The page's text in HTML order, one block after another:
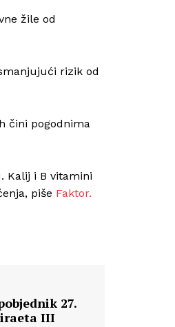
žile od
rizik od
čini pogodnima
Kalij i B vitamini
piše Faktor.
27.
III